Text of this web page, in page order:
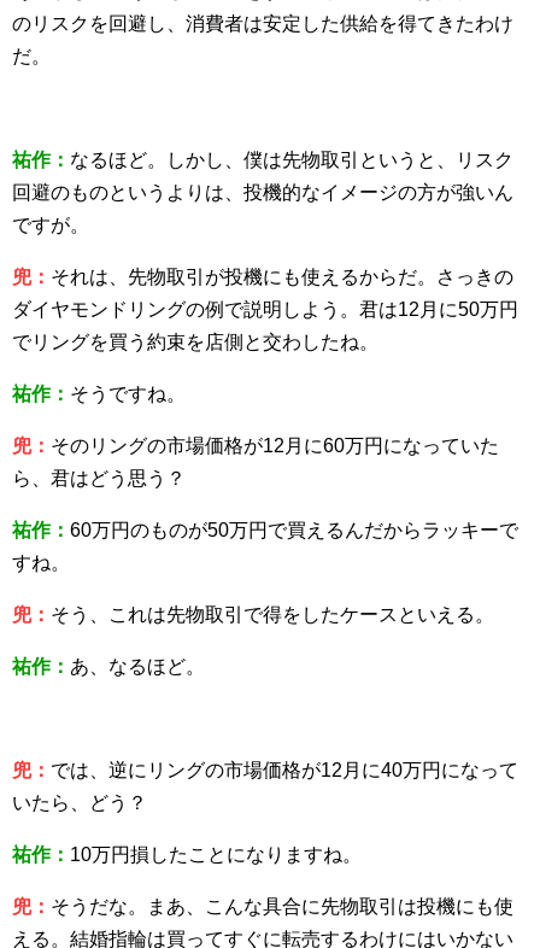
のリスクを回避し、消費者は安定した供給を得てきたわけ
だ。
祐作： なるほど。しかし、僕は先物取引というと、リスク
回避のものというよりは、投機的なイメージの方が強いん
ですが。
兜： それは、先物取引が投機にも使えるからだ。さっきの
ダイヤモンドリングの例で説明しよう。君は12月に50万円
でリングを買う約束を店側と交わしたね。
祐作： そうですね。
兜： そのリングの市場価格が12月に60万円になっていた
ら、君はどう思う？
祐作： 60万円のものが50万円で買えるんだからラッキーで
すね。
兜： そう、これは先物取引で得をしたケースといえる。
祐作： あ、なるほど。
兜： では、逆にリングの市場価格が12月に40万円になって
いたら、どう？
祐作： 10万円損したことになりますね。
兜： そうだな。まあ、こんな具合に先物取引は投機にも使
える。結婚指輪は買ってすぐに転売するわけにはいかない